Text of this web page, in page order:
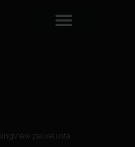
palvelusta